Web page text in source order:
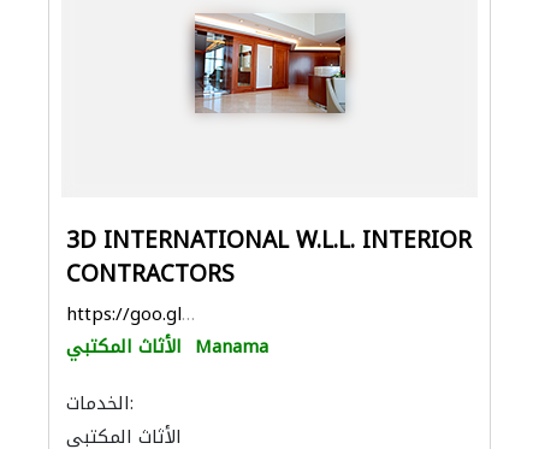
3D INTERNATIONAL W.L.L. INTERIOR
CONTRACTORS
https://goo.gl/maps/6AgmAKrokocrWkTQ8
الأثاث المكتبي Manama
الخدمات:
الأثاث المكتبي